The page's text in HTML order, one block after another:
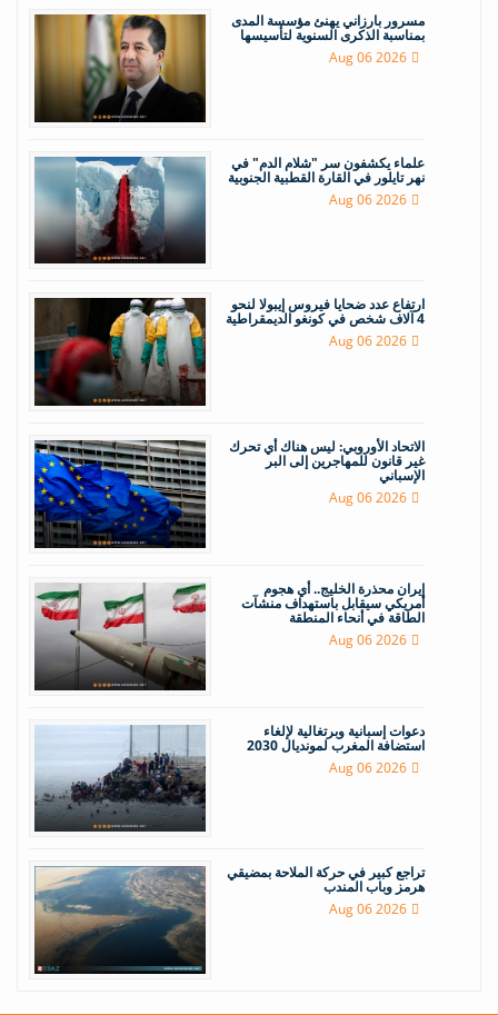
مسرور بارزاني يهنئ مؤسسة المدى
بمناسبة الذكرى السنوية لتأسيسها
Aug 06 2026
علماء يكشفون سر "شلام الدم" في
نهر تايلور في القارة القطبية الجنوبية
Aug 06 2026
ارتفاع عدد ضحايا فيروس إيبولا لنحو
4 آلاف شخص في كونغو الديمقراطية
Aug 06 2026
الاتحاد الأوروبي: ليس هناك أي تحرك
غير قانون للمهاجرين إلى البر
الإسباني
Aug 06 2026
إيران محذرة الخليج.. أي هجوم
أمريكي سيقابل باستهداف منشآت
الطاقة في أنحاء المنطقة
Aug 06 2026
دعوات إسبانية وبرتغالية لإلغاء
استضافة المغرب لمونديال 2030
Aug 06 2026
تراجع كبير في حركة الملاحة بمضيقي
هرمز وباب المندب
Aug 06 2026